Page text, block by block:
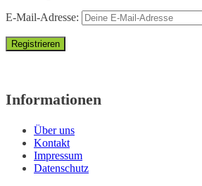
E-Mail-Adresse:
Informationen
Über uns
Kontakt
Impressum
Datenschutz